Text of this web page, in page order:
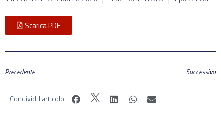
Scarica PDF
Precedente Successivo
Condividi l'articolo: